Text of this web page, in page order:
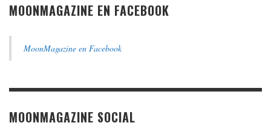
MOONMAGAZINE EN FACEBOOK
MoonMagazine en Facebook
MOONMAGAZINE SOCIAL